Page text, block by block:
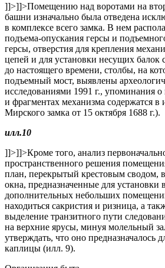
]]>]]>Помещению над воротами на
башни изначально была отведена
в комплексе всего замка. В нем
подъема-опускания герсы и
герсы, отверстия для крепления
цепей и для установки несущих балок
до настоящего времени, столбы, на
подъемный мост, выявлены
исследованиями 1991 г., упоминания
и фрагментах механизма содержатся в
Мирского замка от 15 октября 1688 г.).
илл.10
]]>]]>Кроме того, анализ
пространственного решения
план, перекрытый крестовым сводом,
окна, предназначенные для установки
дополнительных небольших
находиться сакристия и ризница, а
выделение транзитного пути
на верхние ярусы, минуя молельный
утверждать, что оно предназначалось
каплицы (илл. 9).